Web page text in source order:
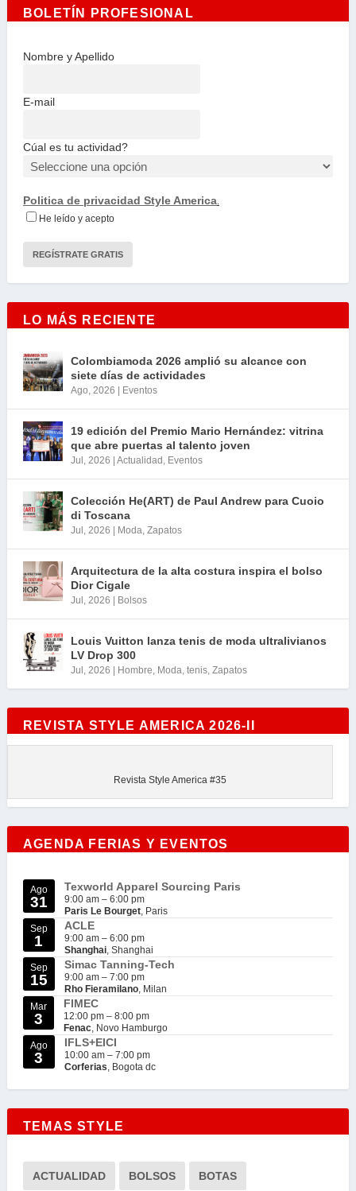
BOLETÍN PROFESIONAL
Nombre y Apellido
E-mail
Cúal es tu actividad?
Politica de privacidad Style America.
He leído y acepto
LO MÁS RECIENTE
Colombiamoda 2026 amplió su alcance con
siete días de actividades
Ago, 2026 Eventos
19 edición del Premio Mario Hernández: vitrina
que abre puertas al talento joven
Jul, 2026 Actualidad , Eventos
Colección He(ART) de Paul Andrew para Cuoio
di Toscana
Jul, 2026 Moda, Zapatos
Arquitectura de la alta costura inspira el bolso
Dior Cigale
Jul, 2026 Bolsos
Louis Vuitton lanza tenis de moda ultralivianos
LV Drop 300
Jul, 2026 Hombre, Moda, tenis, Zapatos
REVISTA STYLE AMERICA 2026-II
Revista Style America #35
AGENDA FERIAS Y EVENTOS
Ago
31
Texworld Apparel Sourcing Paris
9:00 am – 6:00 pm
Paris Le Bourget, Paris
Sep
1
ACLE
9:00 am – 6:00 pm
Shanghai, Shanghai
Sep
15
Simac Tanning-Tech
9:00 am – 7:00 pm
Rho Fieramilano, Milan
Mar
3
FIMEC
12:00 pm – 8:00 pm
Fenac, Novo Hamburgo
Ago
3
IFLS+EICI
10:00 am – 7:00 pm
Corferias, Bogota dc
TEMAS STYLE
ACTUALIDAD BOLSOS BOTAS